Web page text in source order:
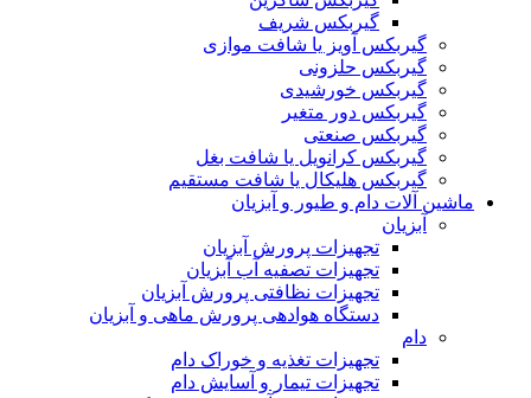
گیربکس شریف
گیربکس آویز یا شافت موازی
گیربکس حلزونی
گیربکس خورشیدی
گیربکس دور متغیر
گیربکس صنعتی
گیربکس کرانویل یا شافت بغل
گیربکس هلیکال یا شافت مستقیم
ماشین آلات دام و طیور و آبزیان
آبزیان
تجهیزات پرورش آبزیان
تجهیزات تصفیه آب آبزیان
تجهیزات نظافتی پرورش آبزیان
دستگاه هوادهی پرورش ماهی و آبزیان
دام
تجهیزات تغذیه و خوراک دام
تجهیزات تیمار و آسایش دام